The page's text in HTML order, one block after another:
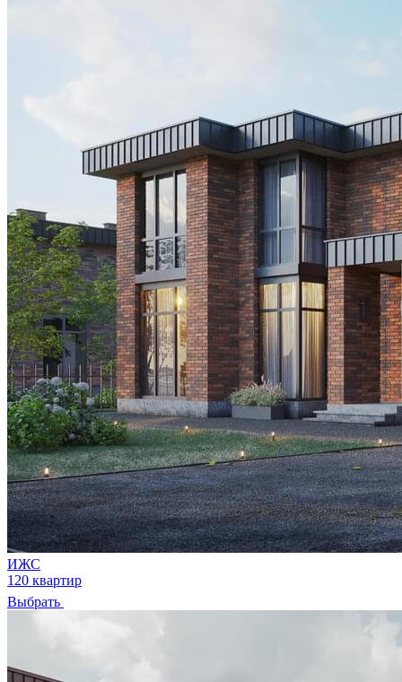
ИЖС
120 квартир
Выбрать